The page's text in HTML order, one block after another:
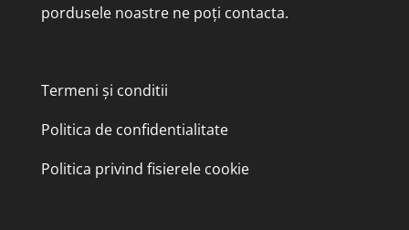
pordusele noastre ne poți contacta.
Termeni și conditii
Politica de confidentialitate
Politica privind fisierele cookie